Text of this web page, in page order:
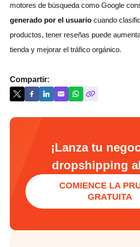
motores de búsqueda como Google
generado por el usuario cuando
productos, tener reseñas puede
tienda y mejorar el tráfico orgánico.
Compartir:
¡Lanza tu
dropshipping
COMIENCE LA
GRATUITA